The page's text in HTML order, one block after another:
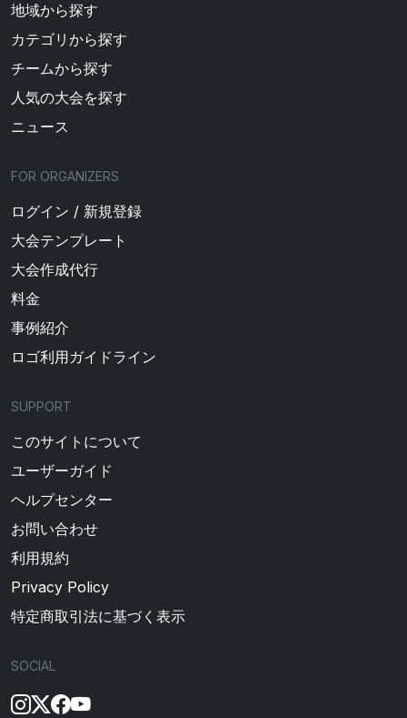
地域から探す
カテゴリから探す
チームから探す
人気の大会を探す
ニュース
FOR ORGANIZERS
ログイン / 新規登録
大会テンプレート
大会作成代行
料金
事例紹介
ロゴ利用ガイドライン
SUPPORT
このサイトについて
ユーザーガイド
ヘルプセンター
お問い合わせ
利用規約
Privacy Policy
特定商取引法に基づく表示
SOCIAL